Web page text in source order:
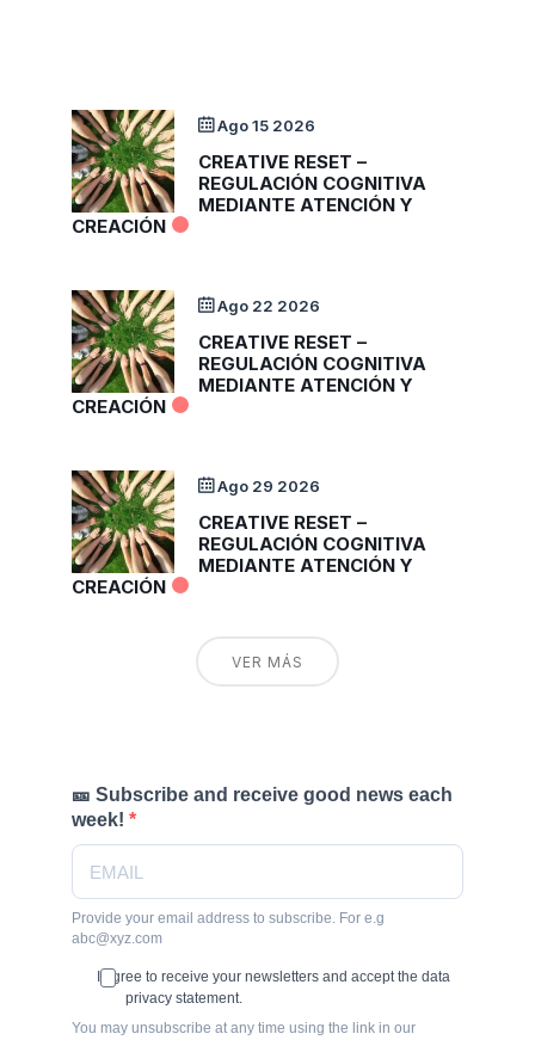
Ago 15 2026
CREATIVE RESET –
REGULACIÓN COGNITIVA
MEDIANTE ATENCIÓN Y
CREACIÓN
Ago 22 2026
CREATIVE RESET –
REGULACIÓN COGNITIVA
MEDIANTE ATENCIÓN Y
CREACIÓN
Ago 29 2026
CREATIVE RESET –
REGULACIÓN COGNITIVA
MEDIANTE ATENCIÓN Y
CREACIÓN
VER MÁS
🎫 Subscribe and receive good news each
week!
Provide your email address to subscribe. For e.g
abc@xyz.com
I agree to receive your newsletters and accept the data
privacy statement.
You may unsubscribe at any time using the link in our